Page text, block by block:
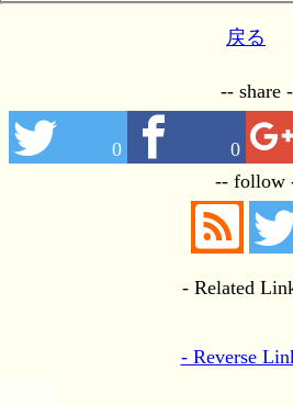
戻る
-- share
0 0
-- follow
- Related
- Reverse